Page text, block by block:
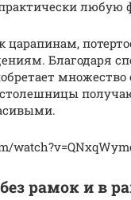
любую
царапинам,
Благодаря
множество
рамок и в